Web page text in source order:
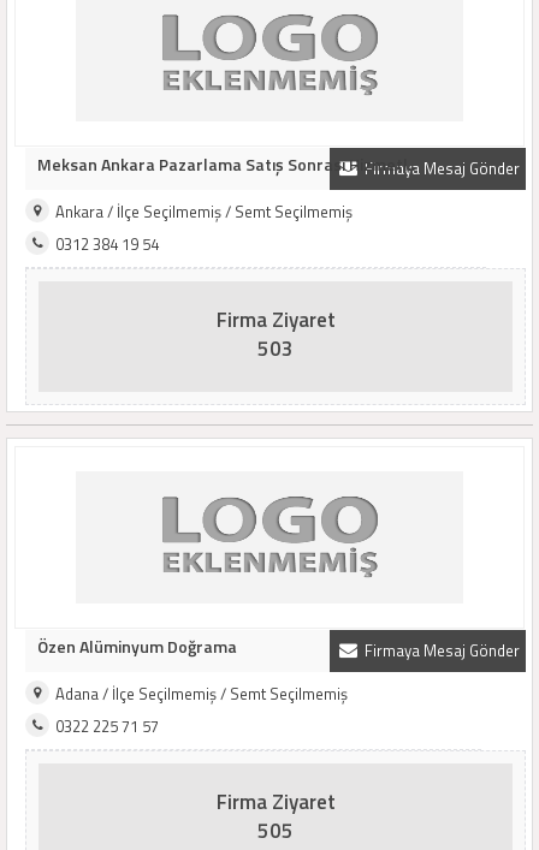
Firmaya Mesaj Gönder
Meksan Ankara Pazarlama Satış Sonrası Hizmetl..
Ankara / İlçe Seçilmemiş / Semt Seçilmemiş
0312 384 19 54
Firma Ziyaret
503
Firmaya Mesaj Gönder
Özen Alüminyum Doğrama
Adana / İlçe Seçilmemiş / Semt Seçilmemiş
0322 225 71 57
Firma Ziyaret
505